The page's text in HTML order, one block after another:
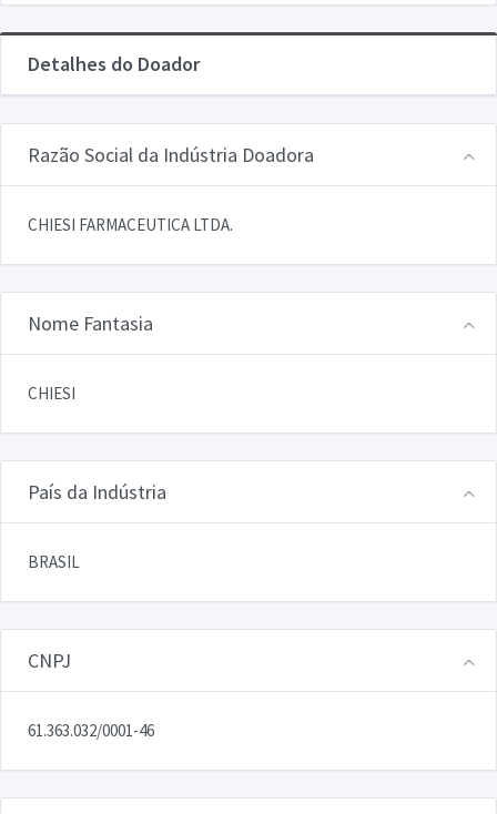
Detalhes do Doador
Razão Social da Indústria Doadora
CHIESI FARMACEUTICA LTDA.
Nome Fantasia
CHIESI
País da Indústria
BRASIL
CNPJ
61.363.032/0001-46